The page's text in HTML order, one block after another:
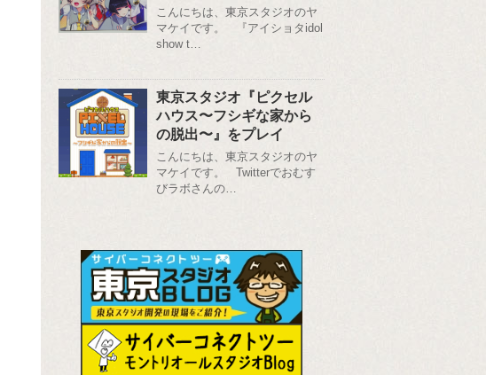
こんにちは、東京スタジオのヤ
マケイです。 『アイショタidol
show t…
東京スタジオ『ピクセル
ハウス〜フシギな家から
の脱出〜』をプレイ
こんにちは、東京スタジオのヤ
マケイです。 Twitterでおむす
びラボさんの…